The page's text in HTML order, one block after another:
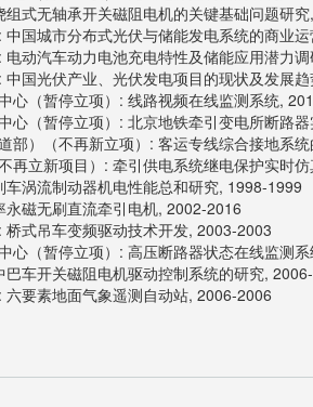
组式无轴承开关磁阻电机的关键基础问题研
中国城市分布式光伏与储能发电系统的商业
电动汽车动力电池充电特性及储能应用潜力
中国光伏产业、光伏发电项目的现状及发展
心（暂停立项）: 线路视频在线监测系统,
心（暂停立项）: 北京地铁牵引变电所断路
部）（不再新立项）: 客运专线综合接地系
再立新项目）: 牵引供电系统继电保护实时
车涡流制动器机电性能总和研究, 1998-1999
永磁无刷直流牵引电机, 2002-2016
桥式吊车变频驱动技术开发, 2003-2003
心（暂停立项）: 高压断路器状态在线监测
巴车开关磁阻电机驱动控制系统的研究,
六要素地面气象遥测自动站, 2006-2006